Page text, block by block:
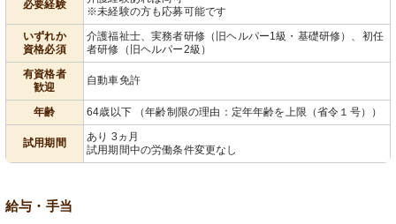
必要経験
※未経験の方も応募可能です
いずれか
資格必須
介護福祉士、実務者研修（旧ヘルパー1級・基礎研修）、初任
者研修（旧ヘルパー2級）
有資格者
歓迎
自動車免許
年齢 64歳以下 （年齢制限の理由：定年年齢を上限（省令１号））
試用期間
あり 3ヵ月
試用期間中の労働条件変更なし
給与・手当